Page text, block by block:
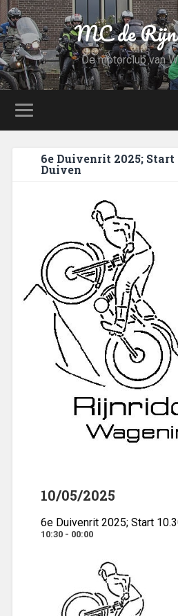
MC de
De motorclub van
6e Duivenrit 2025;
Duiven
10/05/2025
6e Duivenrit 2025; Start
10:30 - 00:00